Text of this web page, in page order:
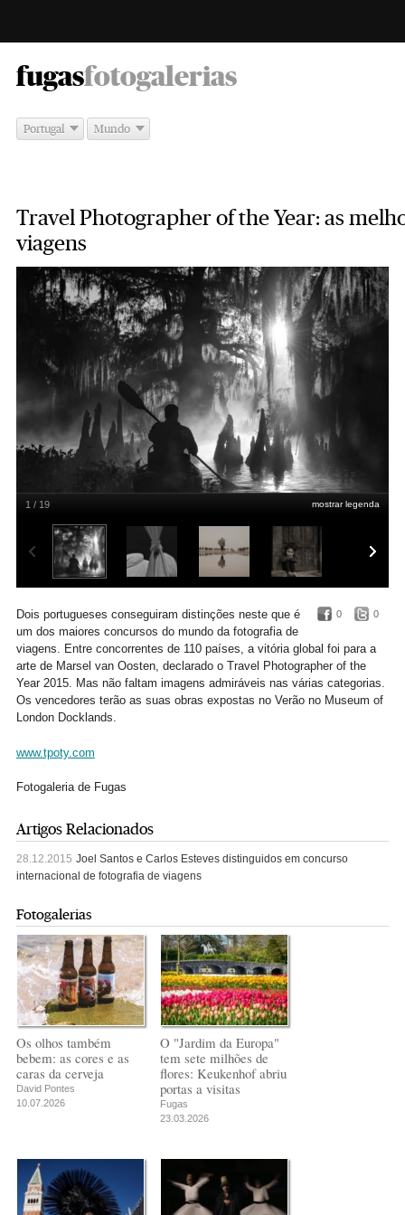
fugas -
fotogalerias
Portugal Mundo
Travel Photographer of the Year: as
viagens
mostrar legenda
1 / 19
0 0
Dois portugueses conseguiram distinções neste que é
um dos maiores concursos do mundo da fotografia de
viagens. Entre concorrentes de 110 países, a vitória global foi para a
arte de Marsel van Oosten, declarado o Travel Photographer of the
Year 2015. Mas não faltam imagens admiráveis nas várias categorias.
Os vencedores terão as suas obras expostas no Verão no Museum of
London Docklands.
www.tpoty.com
Fotogaleria de Fugas
Artigos Relacionados
28.12.2015 Joel Santos e Carlos Esteves distinguidos em concurso
internacional de fotografia de viagens
Fotogalerias
Os olhos também
bebem: as cores e as
caras da cerveja
David Pontes
10.07.2026
O "Jardim da Europa"
tem sete milhões de
flores: Keukenhof abriu
portas a visitas
Fugas
23.03.2026